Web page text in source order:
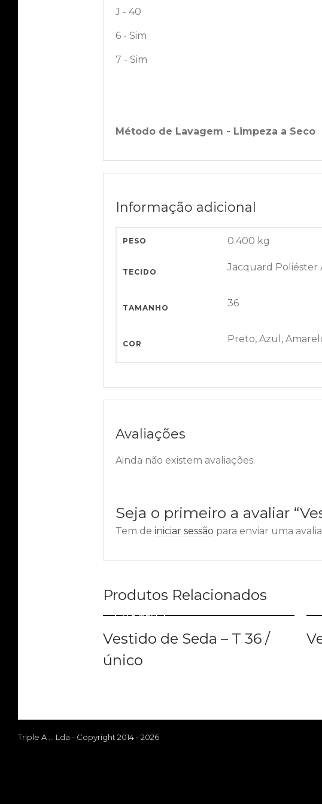
J - 40
6 - Sim
7 - Sim
Método de Lavagem - Limpeza a Seco
Informação adicional
PESO 0.400 kg
TECIDO Jacquard Poliéster
TAMANHO 36
COR Preto, Azul,
Avaliações
Ainda não existem avaliações.
Seja o primeiro a avaliar
Tem de iniciar sessão para enviar uma
Produtos Relacionados
Vestido de Seda – T 36 /
único
LER MAIS
Triple A ... Lda - Copyright 2014 - 2026